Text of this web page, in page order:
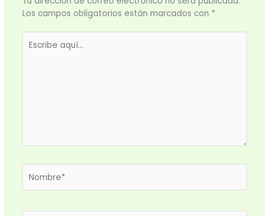
Los campos obligatorios están marcados con *
aquí...